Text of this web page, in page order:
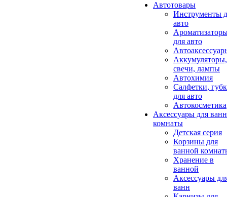
Автотовары
Инструменты
авто
для авто
Аккумуляторы,
свечи, лампы
Автохимия
Салфетки,
для авто
Автокосметика
Аксессуары для
комнаты
Детская серия
Корзины для
ванной
Хранение в
ванной
Аксессуары
ванн